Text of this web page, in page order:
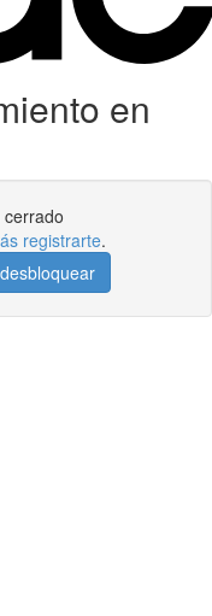
en
registrarte.